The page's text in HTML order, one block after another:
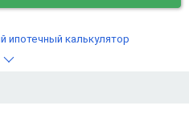
калькулятор